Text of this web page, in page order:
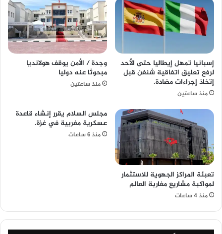
إسبانيا تمهل إيطاليا حتى الأحد
لرفع تعليق اتفاقية شنغن قبل
إتخاذ إجراءات مضادة.
منذ ساعتين
وجدة / الأمن يوقف هولانديا
مبحوثا عنه دوليا
منذ ساعتين
تعبئة المراكز الجهوية للاستثمار
لمواكبة مشاريع مغاربة العالم
منذ 4 ساعات
مجلس السلام يقرر إنشاء قاعدة
عسكرية مغربية في غزة.
منذ 6 ساعات